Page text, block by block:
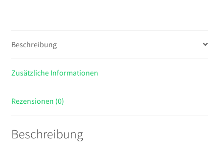
verstellbarem
9/16
Spiralbinderücken
für
Beschreibung
Zusätzliche Informationen
Rezensionen (0)
Beschreibung